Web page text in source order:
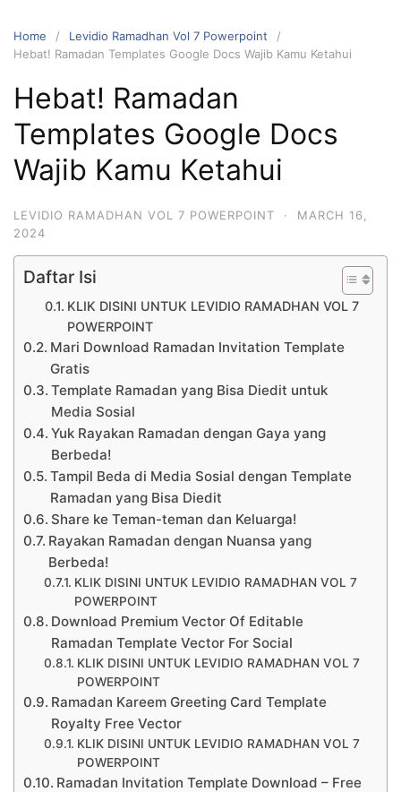
Home
Levidio Ramadhan Vol 7 Powerpoint
Hebat! Ramadan Templates Google Docs Wajib Kamu Ketahui
Hebat! Ramadan
Templates Google Docs
Wajib Kamu Ketahui
LEVIDIO RAMADHAN VOL 7 POWERPOINT ·
MARCH 16,
2024
Daftar Isi
KLIK DISINI UNTUK LEVIDIO RAMADHAN VOL 7
POWERPOINT
Mari Download Ramadan Invitation Template
Gratis
Template Ramadan yang Bisa Diedit untuk
Media Sosial
Yuk Rayakan Ramadan dengan Gaya yang
Berbeda!
Tampil Beda di Media Sosial dengan Template
Ramadan yang Bisa Diedit
Share ke Teman-teman dan Keluarga!
Rayakan Ramadan dengan Nuansa yang
Berbeda!
KLIK DISINI UNTUK LEVIDIO RAMADHAN VOL 7
POWERPOINT
Download Premium Vector Of Editable
Ramadan Template Vector For Social
KLIK DISINI UNTUK LEVIDIO RAMADHAN VOL 7
POWERPOINT
Ramadan Kareem Greeting Card Template
Royalty Free Vector
KLIK DISINI UNTUK LEVIDIO RAMADHAN VOL 7
POWERPOINT
Ramadan Invitation Template Download – Free